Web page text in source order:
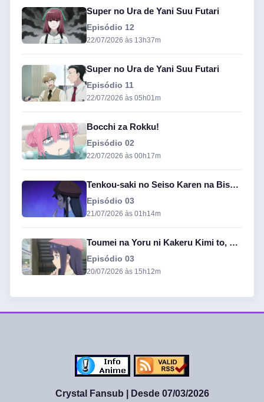
Super no Ura de Yani Suu Futari
Episódio 12
22/07/2026 às 13h37m
Super no Ura de Yani Suu Futari
Episódio 11
22/07/2026 às 05h01m
Bocchi za Rokku!
Episódio 02
22/07/2026 às 00h17m
Tenkou-saki no Seiso Karen na Bishoujo ga, Mukashi Danshi to Omotte Issho ni Asonda Osananajimi Datta Ken
Episódio 03
21/07/2026 às 01h14m
Toumei na Yoru ni Kakeru Kimi to, Me ni Mienai Koi o Shita
Episódio 03
20/07/2026 às 15h12m
Crystal Fansub | Desde 07/03/2026